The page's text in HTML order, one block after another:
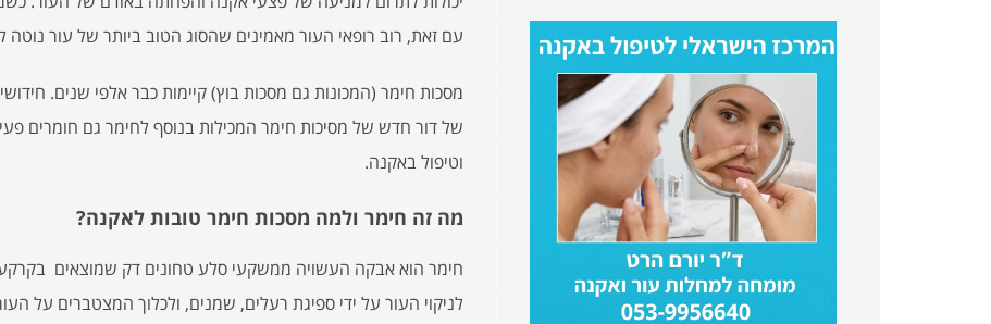
עם זאת, רוב רופאי העור מאמינים שהסוג הטוב ביותר של עור
מסכות חימר (המכונות גם מסכות בוץ) קיימות כבר אלפי שנים.
של דור חדש של מסיכות חימר המכילות בנוסף לחימר גם חומרים
וטיפול באקנה.
מה זה חימר ולמה מסכות חימר טובות לאקנה?
חימר הוא אבקה העשויה ממשקעי סלע טחונים דק שמוצאים
לניקוי העור על ידי ספיגת רעלים, שמנים, ולכלוך המצטברים על